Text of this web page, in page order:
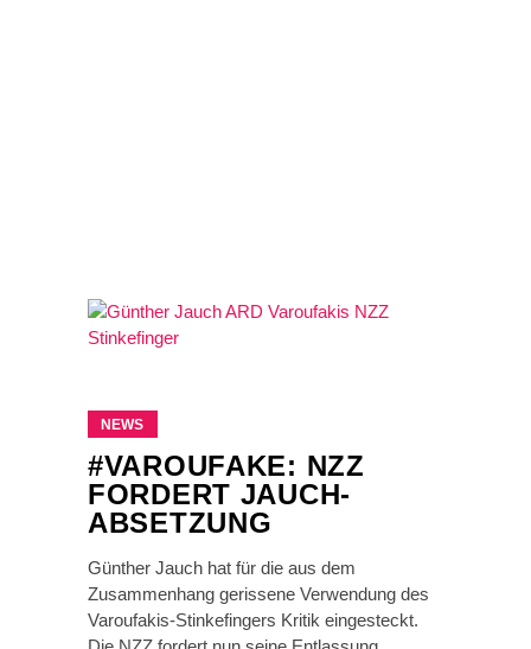
NEWS
#VAROUFAKE: NZZ
FORDERT JAUCH-
ABSETZUNG
Günther Jauch hat für die aus dem
Zusammenhang gerissene Verwendung des
Varoufakis-Stinkefingers Kritik eingesteckt.